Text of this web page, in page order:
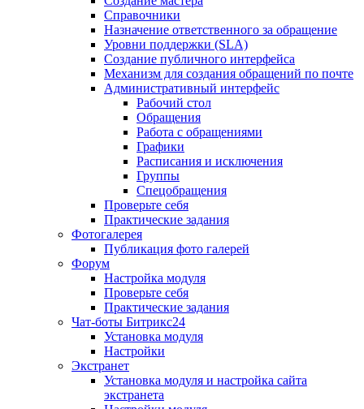
Справочники
Назначение ответственного за обращение
Уровни поддержки (SLA)
Создание публичного интерфейса
Механизм для создания обращений по почте
Административный интерфейс
Рабочий стол
Обращения
Работа с обращениями
Графики
Расписания и исключения
Группы
Спецобращения
Проверьте себя
Практические задания
Фотогалерея
Публикация фото галерей
Форум
Настройка модуля
Проверьте себя
Практические задания
Чат-боты Битрикс24
Установка модуля
Настройки
Экстранет
Установка модуля и настройка сайта
экстранета